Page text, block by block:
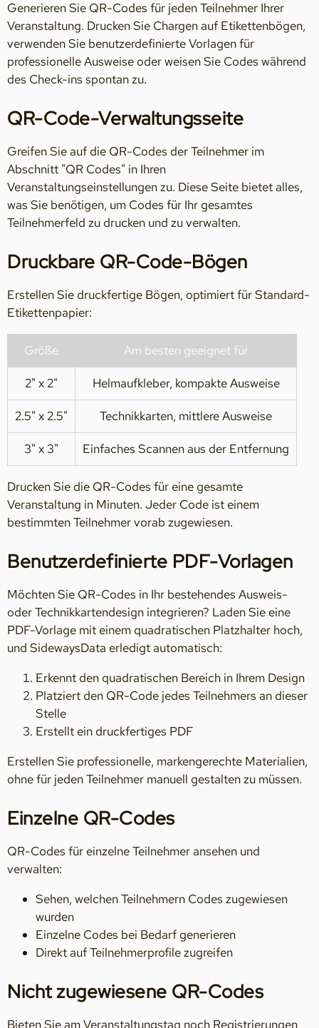
Generieren Sie QR-Codes für jeden Teilnehmer Ihrer
Veranstaltung. Drucken Sie Chargen auf Etikettenbögen,
verwenden Sie benutzerdefinierte Vorlagen für
professionelle Ausweise oder weisen Sie Codes während
des Check-ins spontan zu.
QR-Code-Verwaltungsseite
Greifen Sie auf die QR-Codes der Teilnehmer im
Abschnitt "QR Codes" in Ihren
Veranstaltungseinstellungen zu. Diese Seite bietet alles,
was Sie benötigen, um Codes für Ihr gesamtes
Teilnehmerfeld zu drucken und zu verwalten.
Druckbare QR-Code-Bögen
Erstellen Sie druckfertige Bögen, optimiert für Standard-
Etikettenpapier:
Größe Am besten geeignet für
2" x 2" Helmaufkleber, kompakte Ausweise
2.5" x 2.5" Technikkarten, mittlere Ausweise
3" x 3" Einfaches Scannen aus der Entfernung
Drucken Sie die QR-Codes für eine gesamte
Veranstaltung in Minuten. Jeder Code ist einem
bestimmten Teilnehmer vorab zugewiesen.
Benutzerdefinierte PDF-Vorlagen
Möchten Sie QR-Codes in Ihr bestehendes Ausweis-
oder Technikkartendesign integrieren? Laden Sie eine
PDF-Vorlage mit einem quadratischen Platzhalter hoch,
und SidewaysData erledigt automatisch:
Erkennt den quadratischen Bereich in Ihrem Design
Platziert den QR-Code jedes Teilnehmers an dieser
Stelle
Erstellt ein druckfertiges PDF
Erstellen Sie professionelle, markengerechte Materialien,
ohne für jeden Teilnehmer manuell gestalten zu müssen.
Einzelne QR-Codes
QR-Codes für einzelne Teilnehmer ansehen und
verwalten:
Sehen, welchen Teilnehmern Codes zugewiesen
wurden
Einzelne Codes bei Bedarf generieren
Direkt auf Teilnehmerprofile zugreifen
Nicht zugewiesene QR-Codes
Bieten Sie am Veranstaltungstag noch Registrierungen